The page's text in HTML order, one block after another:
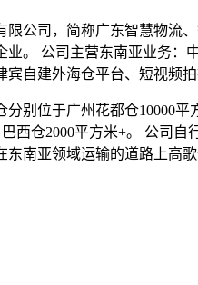
限公司，简称广东智慧物流
业。 公司主营东南亚业务：
宾自建外海仓平台、短视频拍
分别位于广州花都仓10000平
西仓2000平方米+。 公司
东南亚领域运输的道路上高歌